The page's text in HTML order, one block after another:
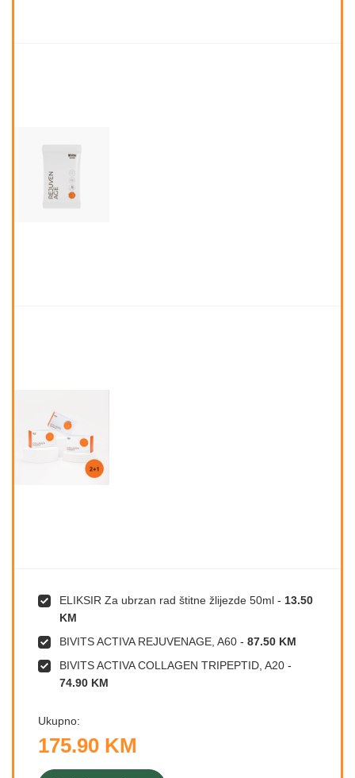
ELIKSIR Za ubrzan rad štitne žlijezde 50ml - 13.50
KM
BIVITS ACTIVA REJUVENAGE, A60 - 87.50 KM
BIVITS ACTIVA COLLAGEN TRIPEPTID, A20 -
74.90 KM
Ukupno:
175.90 KM